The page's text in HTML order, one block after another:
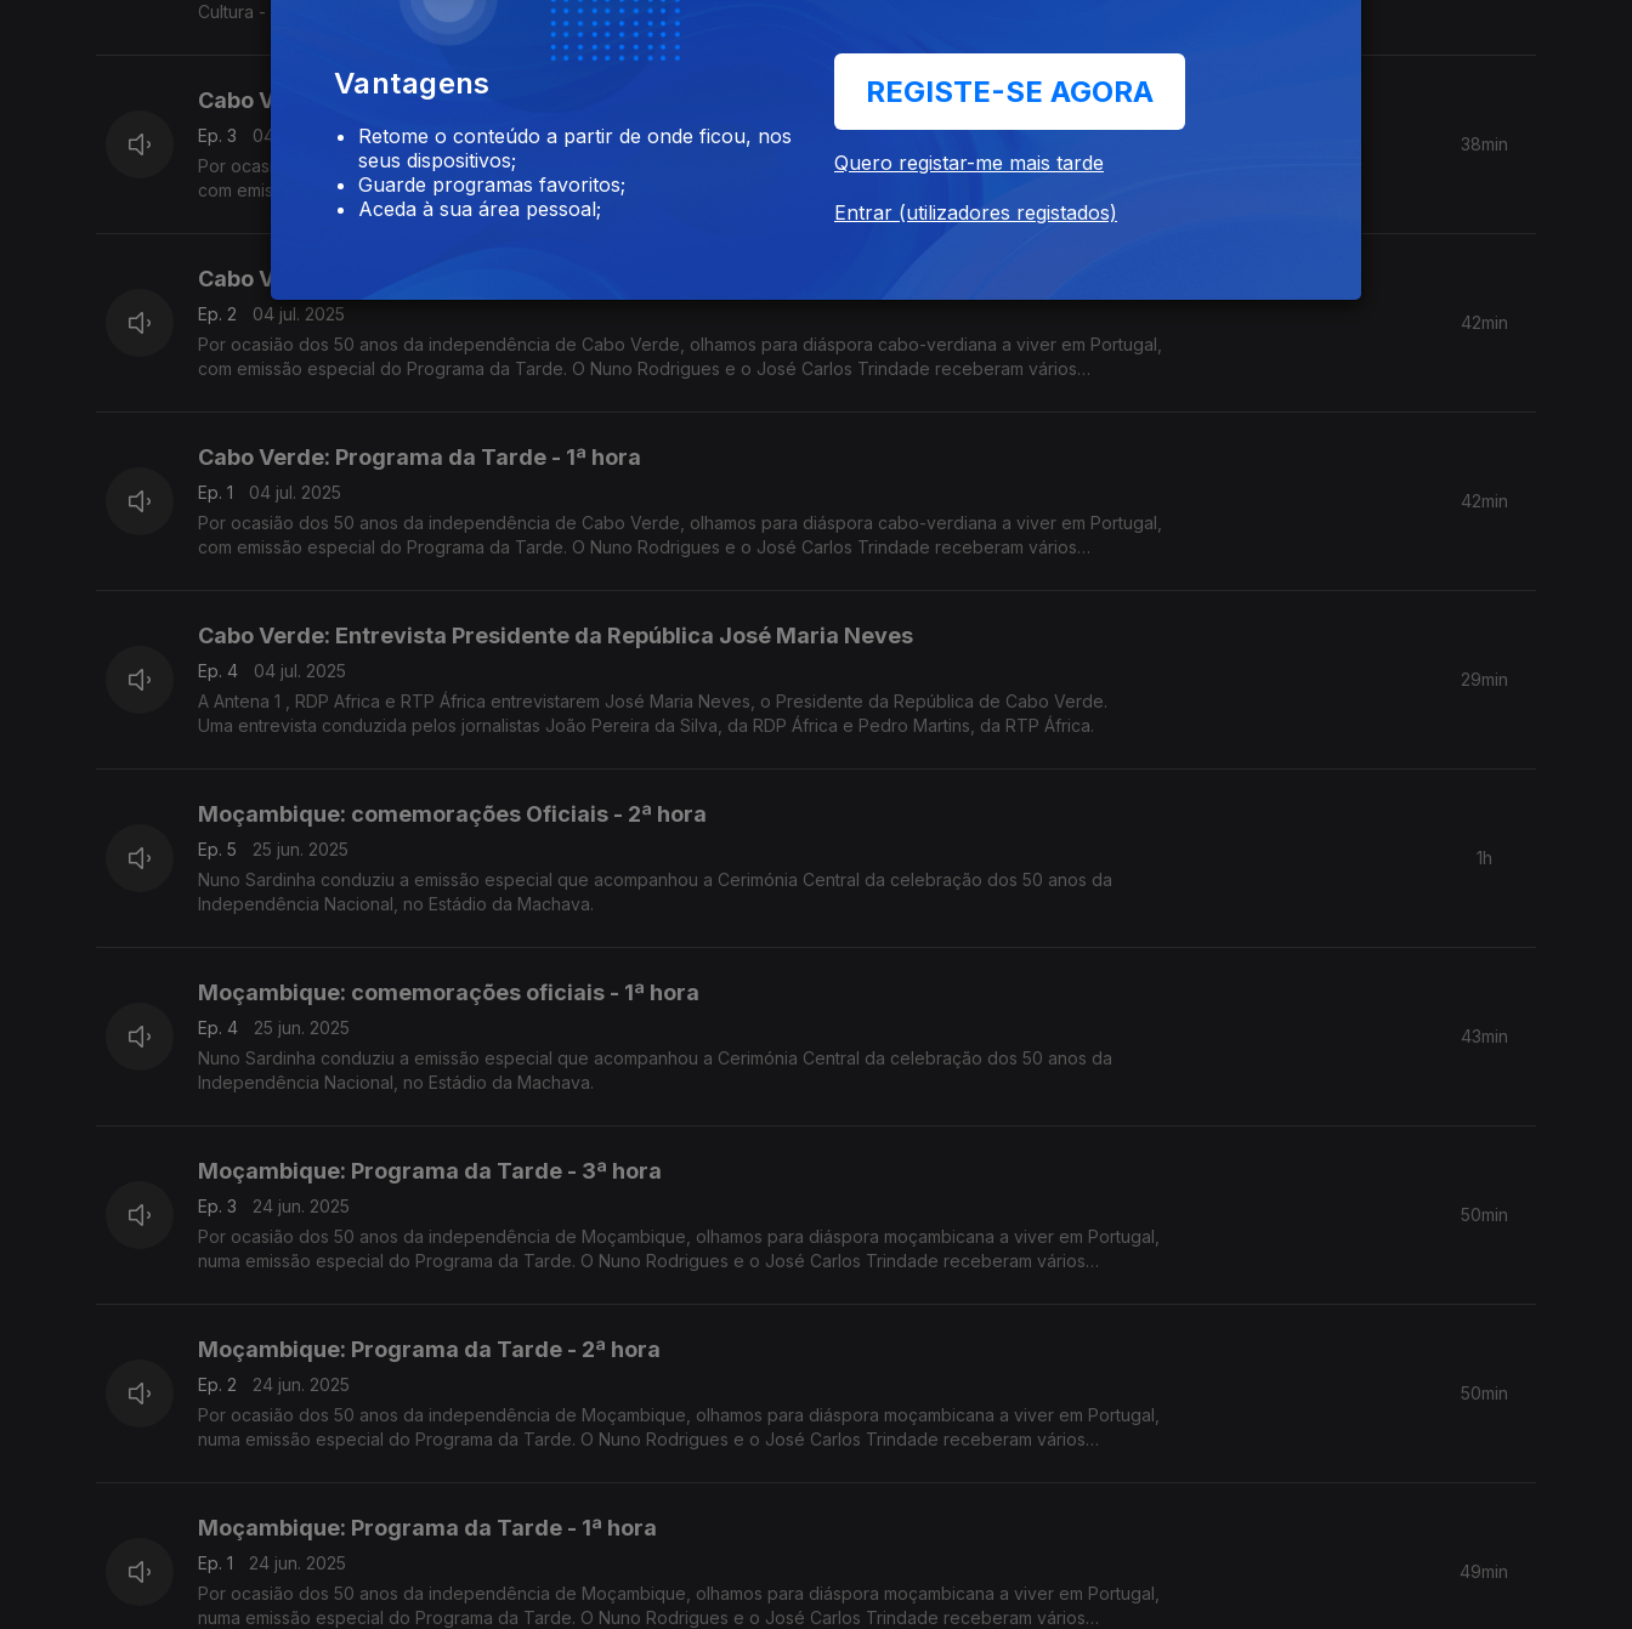
Cultura - numa emissão especial conduzida por Nuno Sardinha.
Cabo Verde: Programa da Tarde - 3ª hora
Ep. 3
04 jul. 2025
Por ocasião dos 50 anos da independência de Cabo Verde, olhamos para diáspora cabo-verdiana a viver em Portugal,
com emissão especial do Programa da Tarde. O Nuno Rodrigues e o José Carlos Trindade receberam vários
convidados na Estação da Damaia, na Amadora.
38min
Cabo Verde: Programa da Tarde - 2ª hora
Ep. 2
04 jul. 2025
Por ocasião dos 50 anos da independência de Cabo Verde, olhamos para diáspora cabo-verdiana a viver em Portugal,
com emissão especial do Programa da Tarde. O Nuno Rodrigues e o José Carlos Trindade receberam vários
42min
Cabo Verde: Programa da Tarde - 1ª hora
Ep. 1
04 jul. 2025
Por ocasião dos 50 anos da independência de Cabo Verde, olhamos para diáspora cabo-verdiana a viver em Portugal,
com emissão especial do Programa da Tarde. O Nuno Rodrigues e o José Carlos Trindade receberam vários
42min
Cabo Verde: Entrevista Presidente da República José Maria Neves
Ep. 4
04 jul. 2025
A Antena 1 , RDP Africa e RTP África entrevistarem José Maria Neves, o Presidente da República de Cabo Verde.
Uma entrevista conduzida pelos jornalistas João Pereira da Silva, da RDP África e Pedro Martins, da RTP África.
29min
Moçambique: comemorações Oficiais - 2ª hora
Ep. 5
25 jun. 2025
Nuno Sardinha conduziu a emissão especial que acompanhou a Cerimónia Central da celebração dos 50 anos da
Independência Nacional, no Estádio da Machava.
1h
Moçambique: comemorações oficiais - 1ª hora
Ep. 4
25 jun. 2025
Nuno Sardinha conduziu a emissão especial que acompanhou a Cerimónia Central da celebração dos 50 anos da
Independência Nacional, no Estádio da Machava.
43min
Moçambique: Programa da Tarde - 3ª hora
Ep. 3
24 jun. 2025
Por ocasião dos 50 anos da independência de Moçambique, olhamos para diáspora moçambicana a viver em Portugal,
numa emissão especial do Programa da Tarde. O Nuno Rodrigues e o José Carlos Trindade receberam vários
50min
Moçambique: Programa da Tarde - 2ª hora
Ep. 2
24 jun. 2025
Por ocasião dos 50 anos da independência de Moçambique, olhamos para diáspora moçambicana a viver em Portugal,
numa emissão especial do Programa da Tarde. O Nuno Rodrigues e o José Carlos Trindade receberam vários
50min
Moçambique: Programa da Tarde - 1ª hora
Ep. 1
24 jun. 2025
Por ocasião dos 50 anos da independência de Moçambique, olhamos para diáspora moçambicana a viver em Portugal,
numa emissão especial do Programa da Tarde. O Nuno Rodrigues e o José Carlos Trindade receberam vários
49min
Vantagens
Retome o conteúdo a partir de onde ficou, nos
seus dispositivos;
Guarde programas favoritos;
Aceda à sua área pessoal;
REGISTE-SE AGORA
Quero registar-me mais tarde
Entrar (utilizadores registados)